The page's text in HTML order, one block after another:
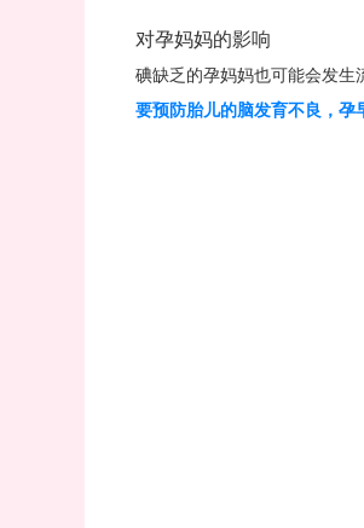
对孕妈妈的影响
碘缺乏的孕妈妈也可能会发生
要预防胎儿的脑发育不良，孕